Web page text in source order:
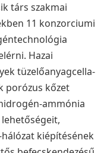
társ szakmai
11 konzorciumi
Hazai
tüzelőanyagcella-
porózus kőzet
ammónia
kiépítésének